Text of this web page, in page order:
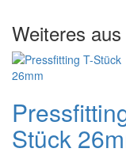
Weiteres
Stück